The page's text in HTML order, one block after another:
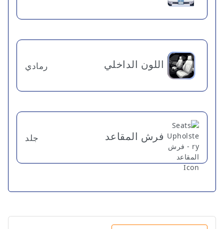
اللون الداخلي رمادي
فرش المقاعد جلد